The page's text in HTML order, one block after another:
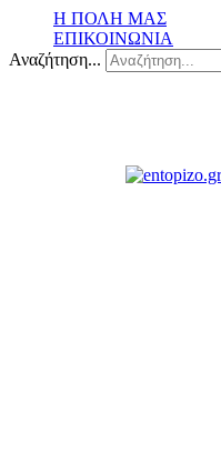
Η ΠΟΛΗ ΜΑΣ
ΕΠΙΚΟΙΝΩΝΙΑ
Αναζήτηση...